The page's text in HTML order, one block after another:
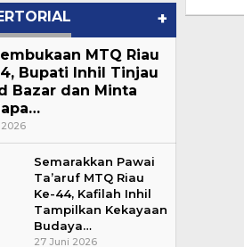
+
MTQ Riau
Bupati Inhil Tinjau
Bazar dan Minta
Semarakkan Pawai
Ta’aruf MTQ Riau
Ke-44, Kafilah Inhil
Tampilkan Kekayaan
Budaya…
27 Juni 2026